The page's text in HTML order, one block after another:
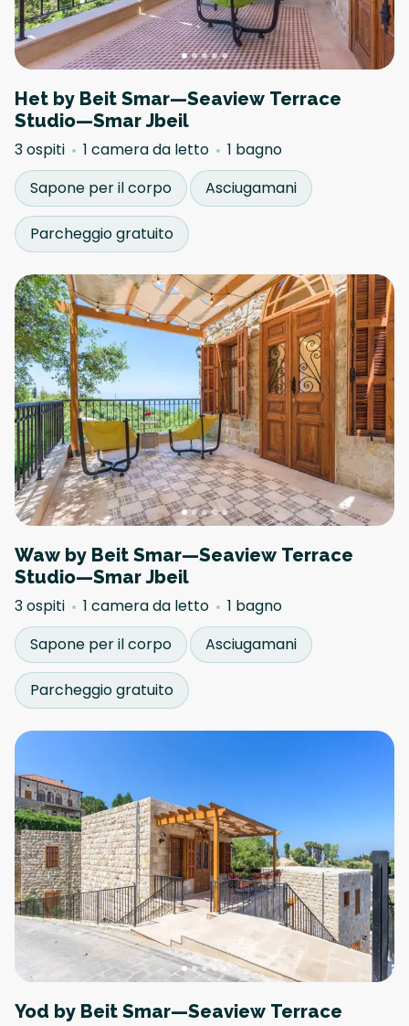
Het by Beit Smar—Seaview Terrace
Studio—Smar Jbeil
3 ospiti 1 camera da letto
1 bagno
Sapone per il corpo
Asciugamani
Parcheggio gratuito
Waw by Beit Smar—Seaview Terrace
Studio—Smar Jbeil
3 ospiti 1 camera da letto
1 bagno
Sapone per il corpo
Asciugamani
Parcheggio gratuito
Yod by Beit Smar—Seaview Terrace